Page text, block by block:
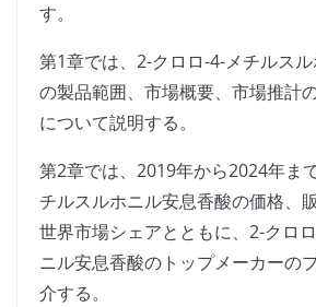
す。
第1章では、2-クロロ-4-メチルス
の製品範囲、市場概要、市場推計
について説明する。
第2章では、2019年から2024年ま
チルスルホニル安息香酸の価格、
世界市場シェアとともに、2-クロ
ニル安息香酸のトップメーカーの
介する。